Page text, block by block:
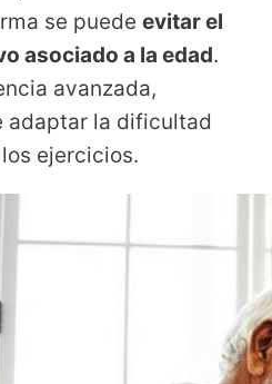
se puede evitar el
asociado a la edad.
avanzada,
adaptar la dificultad
ejercicios.